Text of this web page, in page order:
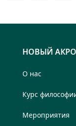
НОВЫЙ
О нас
Курс
Мероприятия